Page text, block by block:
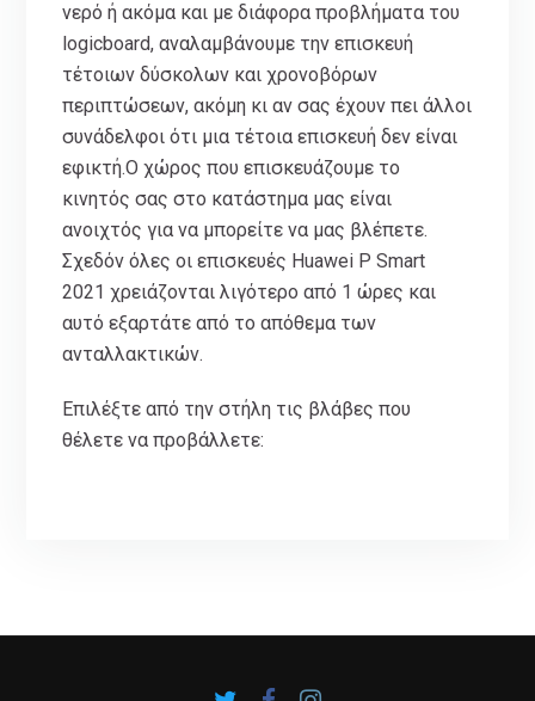
νερό ή ακόμα και με διάφορα προβλήματα του
logicboard, αναλαμβάνουμε την επισκευή
τέτοιων δύσκολων και χρονοβόρων
περιπτώσεων, ακόμη κι αν σας έχουν πει άλλοι
συνάδελφοι ότι μια τέτοια επισκευή δεν είναι
εφικτή.Ο χώρος που επισκευάζουμε το
κινητός σας στο κατάστημα μας είναι
ανοιχτός για να μπορείτε να μας βλέπετε.
Σχεδόν όλες οι επισκευές Huawei P Smart
2021 χρειάζονται λιγότερο από 1 ώρες και
αυτό εξαρτάτε από το απόθεμα των
ανταλλακτικών.
Επιλέξτε από την στήλη τις βλάβες που
θέλετε να προβάλλετε: